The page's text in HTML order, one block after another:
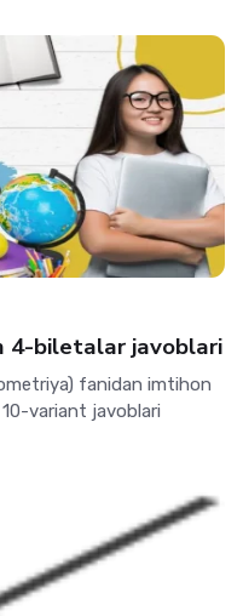
4-biletalar javoblari
fanidan imtihon
variant javoblari